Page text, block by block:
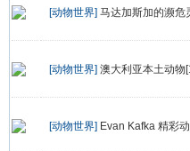
[动物世界] 马达加斯加的濒危
[动物世界] 澳大利亚本土动物
[动物世界] Evan Kafka 精彩